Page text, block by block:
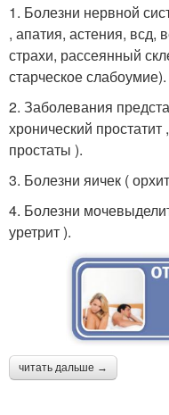
1. Болезни нервной
, апатия, астения, всд,
страхи, рассеянный
старческое слабоумие).
2. Заболевания
хронический
простаты ).
3. Болезни яичек (
4. Болезни
уретрит ).
читать дальше →